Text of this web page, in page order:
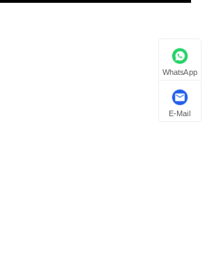
WhatsApp
E-Mail